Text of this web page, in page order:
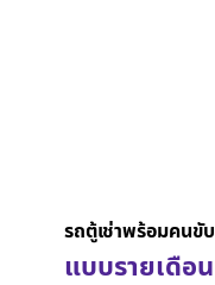
รถตู้เช่าพร้อมคนขับ
แบบรายเดือน